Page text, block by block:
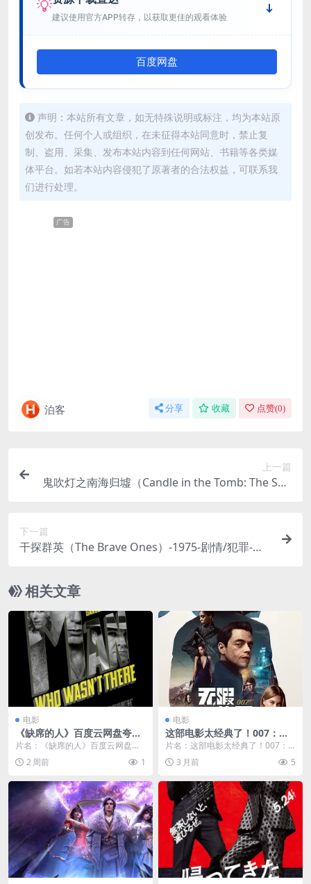
💡
建议使用官方APP转存，以获取更佳的观看体验
百度网盘
声明：本站所有文章，如无特殊说明或标注，均为本站原
创发布。任何个人或组织，在未征得本站同意时，禁止复
制、盗用、采集、发布本站内容到任何网站、书籍等各类媒
体平台。如若本站内容侵犯了原著者的合法权益，可联系我
们进行处理。
广告
泊客 分享 收藏 点赞(0)
上一篇
鬼吹灯之南海归墟（Candle in the Tomb: The Sou
谲的南海之中，探寻传说中的“归墟”之地，破解关
于秦王照骨镜的千年谜团，水下硬核探险，高能不
下一篇
干探群英（The Brave Ones）-1975-剧情/犯罪-免
一众硬汉明星，通过几个独立又关联的案件，展现
了香港皇家警察“干探”们，与罪犯斗智斗勇的英雄
群像🇭🇰｜ HK
相关文章
电影
《缺席的人》百度云网盘夸克
下载.阿里云盘.中字.(2001)
片名：《缺席的人》百度云网盘夸
克下载.阿里云盘.中字.(2001) 分
类：电影 ...
2 周前 1
电影
这部电影太经典了！007：无
暇赴死 全集高清在线观看
片名：这部电影太经典了！007：
无暇赴死 全集高清在线观看 分类：
电影 详情介绍...
3 月前 5